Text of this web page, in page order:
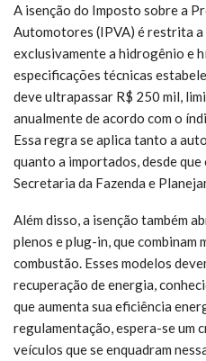
A isenção do Imposto sobre a
Automotores (IPVA) é restrita a
exclusivamente a hidrogênio e
especificações técnicas
deve ultrapassar R$ 250 mil,
anualmente de acordo com o
Essa regra se aplica tanto a
quanto a importados, desde que
Secretaria da Fazenda e
Além disso, a isenção também
plenos e plug-in, que combinam
combustão. Esses modelos
recuperação de energia,
que aumenta sua eficiência
regulamentação, espera-se um
veículos que se enquadram